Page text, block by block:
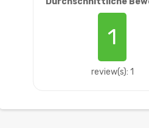
1
review(s): 1